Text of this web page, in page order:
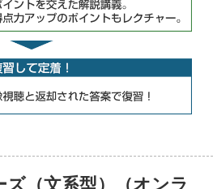
（文系型）（オンラ